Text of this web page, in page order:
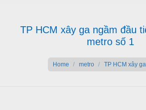
TP HCM xây ga ngầm đầu
metro số 1
Home metro TP HCM xây